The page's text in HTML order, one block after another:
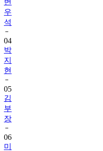
우
석
04
박
지
현
05
김
부
장
06
미